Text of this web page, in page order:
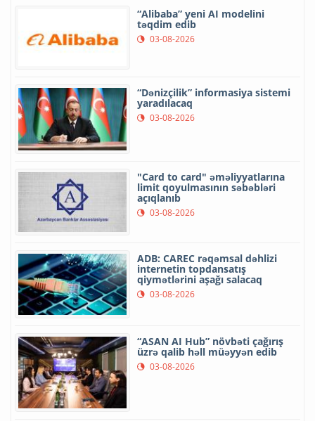
“Alibaba” yeni AI modelini
təqdim edib
03-08-2026
“Dənizçilik” informasiya sistemi
yaradılacaq
03-08-2026
"Card to card" əməliyyatlarına
limit qoyulmasının səbəbləri
açıqlanıb
03-08-2026
ADB: CAREC rəqəmsal dəhlizi
internetin topdansatış
qiymətlərini aşağı salacaq
03-08-2026
“ASAN AI Hub” növbəti çağırış
üzrə qalib həll müəyyən edib
03-08-2026